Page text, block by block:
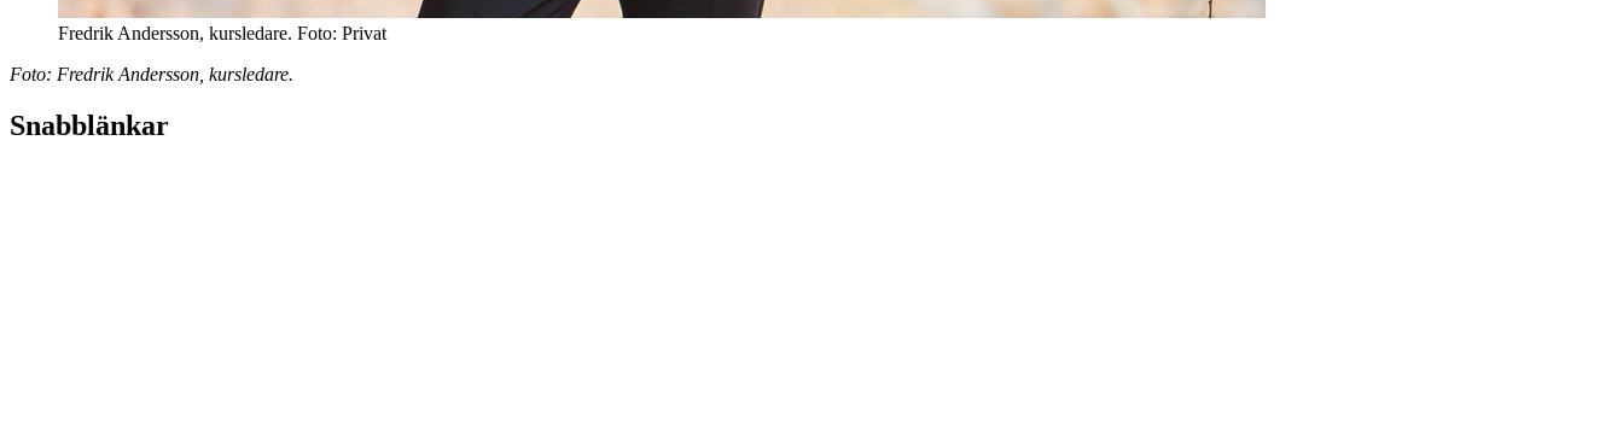
Fredrik Andersson, kursledare. Foto: Privat
Foto: Fredrik Andersson, kursledare.
Snabblänkar